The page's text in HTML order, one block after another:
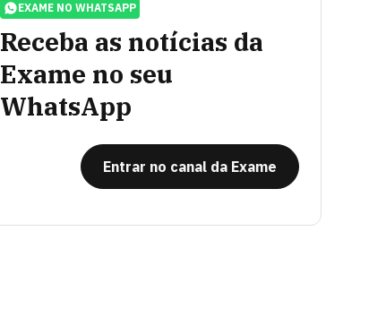
EXAME NO WHATSAPP
Receba as notícias da
Exame no seu
WhatsApp
Entrar no canal da Exame